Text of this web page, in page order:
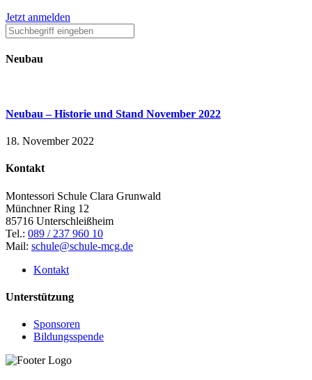
Jetzt anmelden
Neubau
Neubau – Historie und Stand November 2022
18. November 2022
Kontakt
Montessori Schule Clara Grunwald
Münchner Ring 12
85716 Unterschleißheim
Tel.: 089 / 237 960 10
Mail: schule@schule-mcg.de
Kontakt
Unterstützung
Sponsoren
Bildungsspende